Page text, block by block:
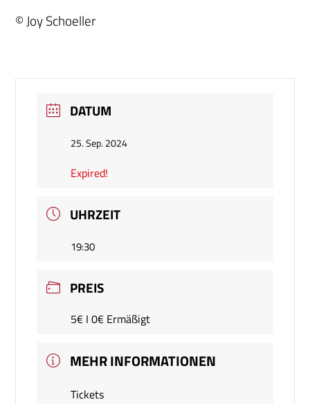
© Joy Schoeller
DATUM
25. Sep. 2024
Expired!
UHRZEIT
19:30
PREIS
5€ I 0€ Ermäßigt
MEHR INFORMATIONEN
Tickets